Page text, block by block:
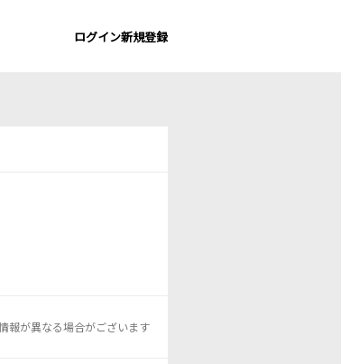
ログイン新規登録
報が異なる場合がございます